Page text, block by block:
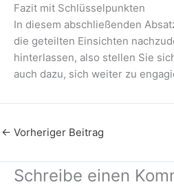
Fazit mit Schlüsselpunkten
In diesem abschließenden
die geteilten Einsichten
hinterlassen, also stellen Sie
auch dazu, sich weiter zu
← Vorheriger Beitrag
Schreibe einen